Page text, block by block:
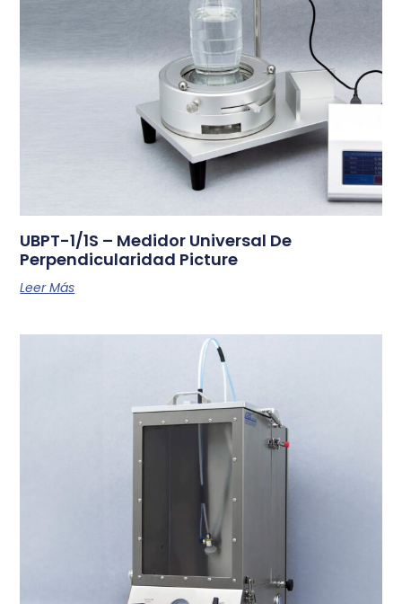
UBPT-1/1S – Medidor Universal De
Perpendicularidad Picture
Leer Más